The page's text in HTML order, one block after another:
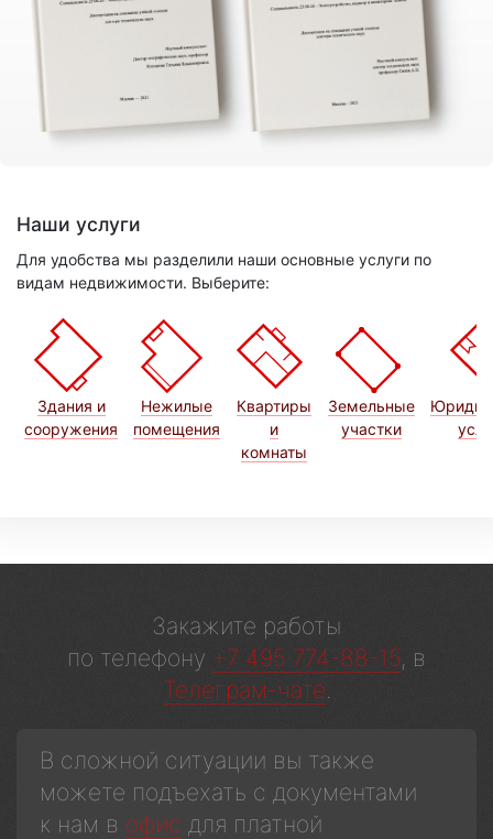
Наши услуги
Для удобства мы разделили наши основные услуги по
видам недвижимости. Выберите:
Здания и
сооружения
Нежилые
помещения
Квартиры
и
комнаты
Земельные
участки
Закажите работы
по телефону +7 495 774-88-15, в
Телеграм-чате
В сложной ситуации вы также
можете подъехать с документами
к нам в офис для платной